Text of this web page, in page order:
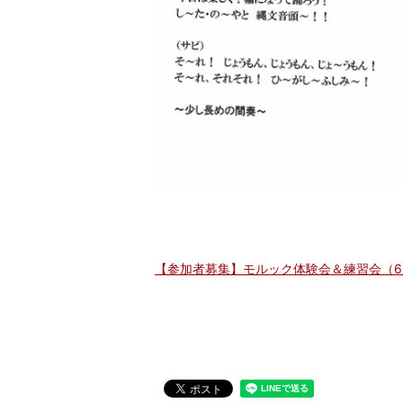
【参加者募集】モルック体験会＆練習会（